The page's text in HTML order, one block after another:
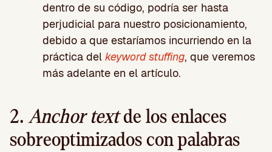
dentro de su código, podría ser hasta
perjudicial para nuestro posicionamiento,
debido a que estaríamos incurriendo en la
práctica del keyword stuffing, que veremos
más adelante en el artículo.
2.Anchor textde los enlaces
sobreoptimizados con palabras